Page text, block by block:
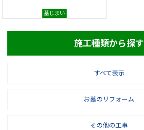
墓じまい
施工種類から探す
すべて表示
お墓のリフォーム
その他の工事